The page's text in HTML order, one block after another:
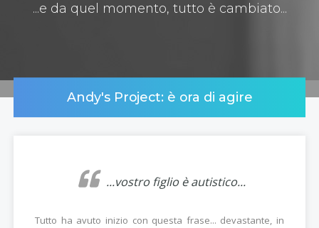
...e da quel momento, tutto è cambiato...
Andy's Project: è ora di agire
...vostro figlio è autistico...
Tutto ha avuto inizio con questa frase... devastante, in